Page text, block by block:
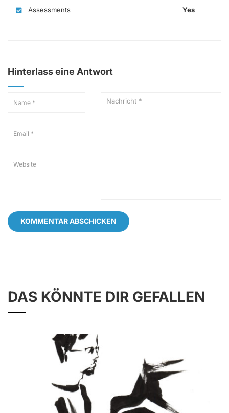
Assessments Yes
Hinterlass eine Antwort
DAS KÖNNTE DIR GEFALLEN